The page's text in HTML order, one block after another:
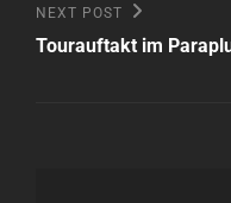
Next
Post
NEXT POST
Tourauftakt im